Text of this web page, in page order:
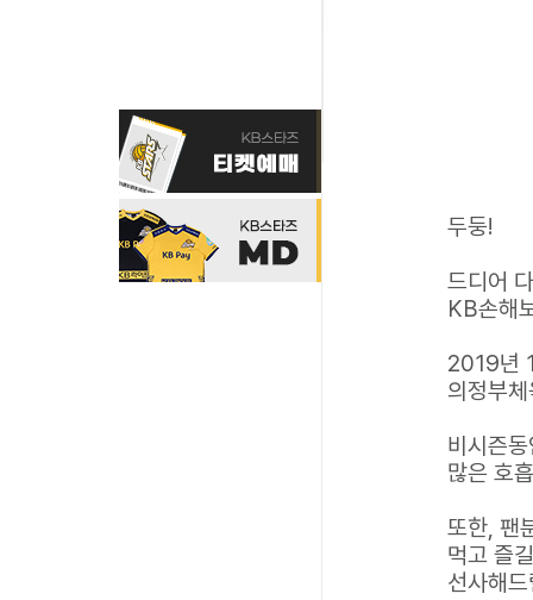
두둥!
드디어
KB손해
2019년
의정부
비시즌
많은 호
또한, 팬
먹고 즐
선사해